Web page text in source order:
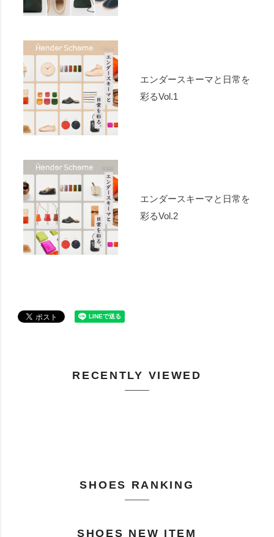
エンダースキーマと日常を
彩るVol.1
エンダースキーマと日常を
彩るVol.2
RECENTLY VIEWED
SHOES RANKING
SHOES NEW ITEM